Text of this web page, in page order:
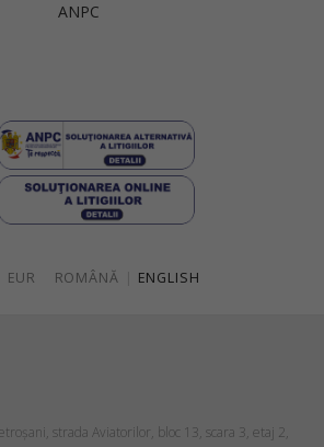
ANPC
EUR ROMÂNĂ ENGLISH
strada Aviatorilor, bloc 13, scara 3, etaj 2,